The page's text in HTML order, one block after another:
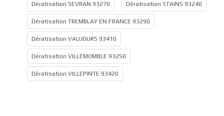
Dératisation SEVRAN 93270 Dératisation STAINS 93240
Dératisation TREMBLAY EN FRANCE 93290
Dératisation VAUJOURS 93410
Dératisation VILLEMOMBLE 93250
Dératisation VILLEPINTE 93420